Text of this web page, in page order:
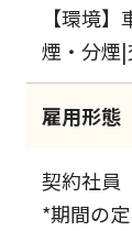
【環境
煙・分煙
雇用形態
契約社員
*期間の